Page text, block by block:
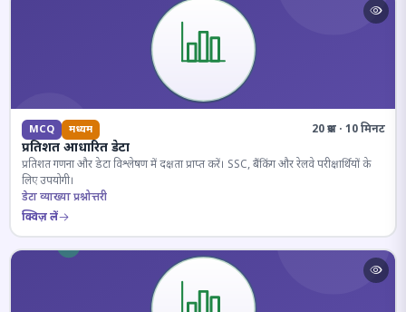
MCQ मध्यम 20 प्रश्न · 10 मिनट
प्रतिशत आधारित डेटा
प्रतिशत गणना और डेटा विश्लेषण में दक्षता प्राप्त करें। SSC, बैंकिंग और रेलवे परीक्षार्थियों के
लिए उपयोगी।
डेटा व्याख्या प्रश्नोत्तरी
क्विज़ लें